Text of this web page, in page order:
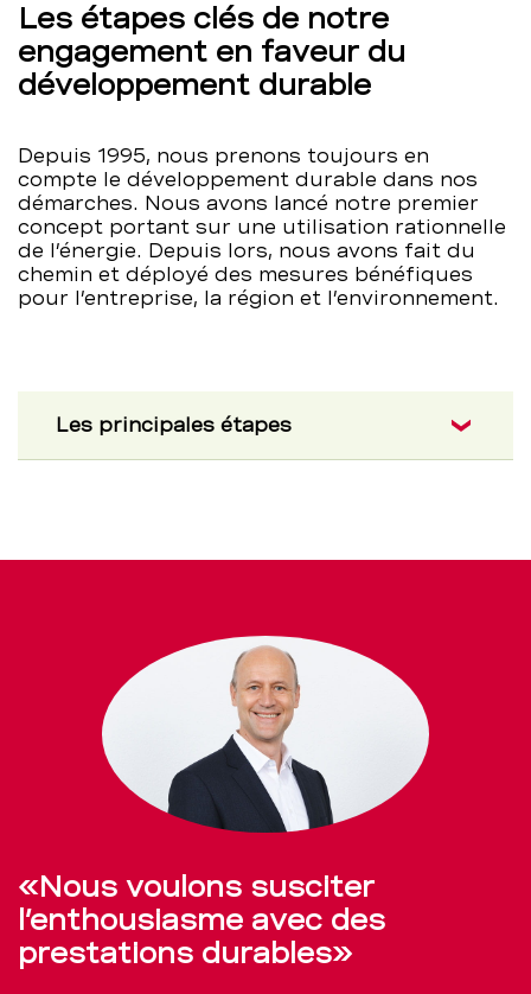
Les étapes clés de notre
engagement en faveur du
développement durable
Depuis 1995, nous prenons toujours en
compte le développement durable dans nos
démarches. Nous avons lancé notre premier
concept portant sur une utilisation rationnelle
de l’énergie. Depuis lors, nous avons fait du
chemin et déployé des mesures bénéfiques
pour l’entreprise, la région et l’environnement.
Les principales étapes
«Nous voulons susciter
l’enthousiasme avec des
prestations durables»